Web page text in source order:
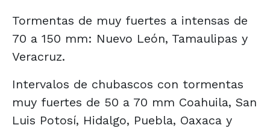
Tormentas de muy fuertes a intensas de
70 a 150 mm: Nuevo León, Tamaulipas y
Veracruz.
Intervalos de chubascos con tormentas
muy fuertes de 50 a 70 mm Coahuila, San
Luis Potosí, Hidalgo, Puebla, Oaxaca y